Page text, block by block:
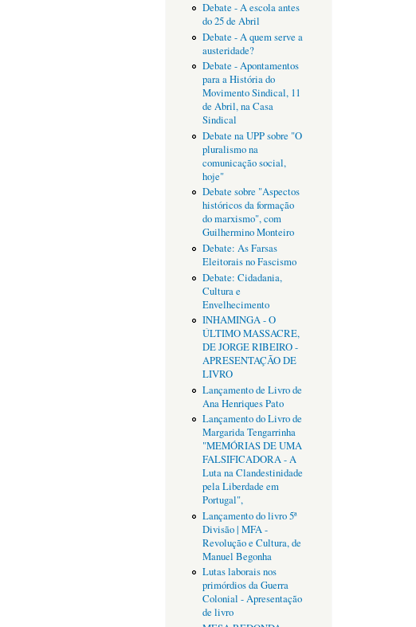
Debate - A escola antes
do 25 de Abril
Debate - A quem serve a
austeridade?
Debate - Apontamentos
para a História do
Movimento Sindical, 11
de Abril, na Casa
Sindical
Debate na UPP sobre "O
pluralismo na
comunicação social,
hoje"
Debate sobre "Aspectos
históricos da formação
do marxismo", com
Guilhermino Monteiro
Debate: As Farsas
Eleitorais no Fascismo
Debate: Cidadania,
Cultura e
Envelhecimento
INHAMINGA - O
ÚLTIMO MASSACRE,
DE JORGE RIBEIRO -
APRESENTAÇÃO DE
LIVRO
Lançamento de Livro de
Ana Henriques Pato
Lançamento do Livro de
Margarida Tengarrinha
"MEMÓRIAS DE UMA
FALSIFICADORA - A
Luta na Clandestinidade
pela Liberdade em
Portugal",
Lançamento do livro 5ª
Divisão | MFA -
Revolução e Cultura, de
Manuel Begonha
Lutas laborais nos
primórdios da Guerra
Colonial - Apresentação
de livro